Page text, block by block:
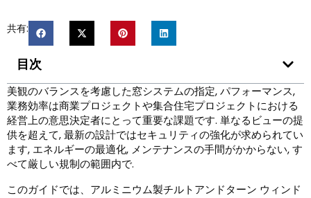
共有:
目次
美観のバランスを考慮した窓システムの指定, パフォーマンス,
業務効率は商業プロジェクトや集合住宅プロジェクトにおける
経営上の意思決定者にとって重要な課題です. 単なるビューの提
供を超えて, 最新の設計ではセキュリティの強化が求められてい
ます, エネルギーの最適化, メンテナンスの手間がかからない, す
べて厳しい規制の範囲内で.
このガイドでは、アルミニウム製チルトアンドターン ウィンド